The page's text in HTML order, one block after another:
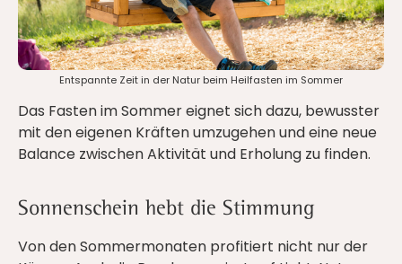
Entspannte Zeit in der Natur beim Heilfasten im Sommer
Das Fasten im Sommer eignet sich dazu, bewusster
mit den eigenen Kräften umzugehen und eine neue
Balance zwischen Aktivität und Erholung zu finden.
Sonnenschein hebt die Stimmung
Von den Sommermonaten profitiert nicht nur der